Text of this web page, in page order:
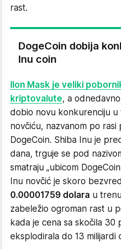
rast.
DogeCoin dobija
Inu coin
Ilon Mask je veliki
kriptovalute, a
dobio novu konkurenciju u
novčiću, nazvanom po rasi
DogeCoin. Shiba Inu je
dana, trguje se pod
smatraju „ubicom
Inu novčić je skoro
0.00001759 dolara u
zabeležio ogroman rast u
kada je cena sa skočila 30
eksplodirala do 13 milijardi